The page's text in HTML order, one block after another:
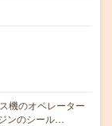
機のオペレーター
ンのシール…